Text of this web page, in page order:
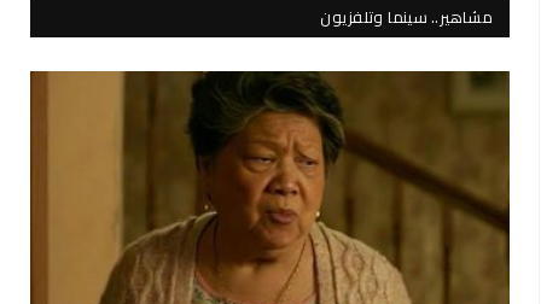
مشاهير.. سينما وتلفزيون